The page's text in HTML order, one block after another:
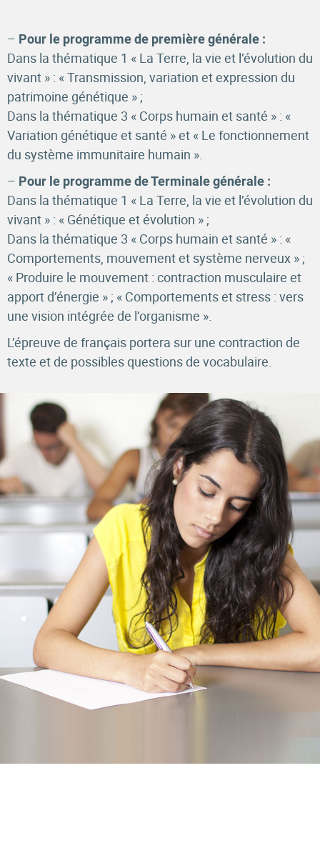
– Pour le programme de première générale :
Dans la thématique 1 « La Terre, la vie et l’évolution du
vivant » : « Transmission, variation et expression du
patrimoine génétique » ;
Dans la thématique 3 « Corps humain et santé » : «
Variation génétique et santé » et « Le fonctionnement
du système immunitaire humain ».
– Pour le programme de Terminale générale :
Dans la thématique 1 « La Terre, la vie et l’évolution du
vivant » : « Génétique et évolution » ;
Dans la thématique 3 « Corps humain et santé » : «
Comportements, mouvement et système nerveux » ;
« Produire le mouvement : contraction musculaire et
apport d’énergie » ; « Comportements et stress : vers
une vision intégrée de l’organisme ».
L’épreuve de français portera sur une contraction de
texte et de possibles questions de vocabulaire.